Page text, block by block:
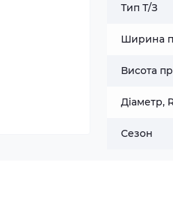
Тип Т/З
Ширина
Висота
Діаметр,
Сезон